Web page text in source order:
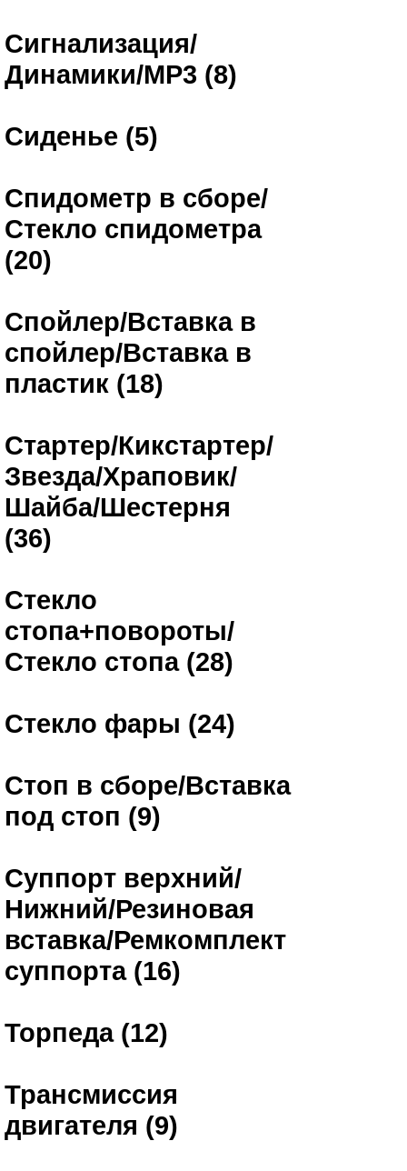
Сигнализация/
Динамики/MP3 (8)
Сиденье (5)
Спидометр в сборе/
Стекло спидометра
(20)
Спойлер/Вставка в
спойлер/Вставка в
пластик (18)
Стартер/Кикстартер/
Звезда/Храповик/
Шайба/Шестерня
(36)
Стекло
стопа+повороты/
Стекло стопа (28)
Стекло фары (24)
Стоп в сборе/Вставка
под стоп (9)
Суппорт верхний/
Нижний/Резиновая
вставка/Ремкомплект
суппорта (16)
Торпеда (12)
Трансмиссия
двигателя (9)